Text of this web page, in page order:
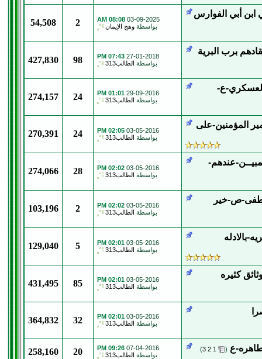
ابن أبي الفوارس
03-09-2025
08:08 AM
بواسطة وهج الإيمان 2
54,508
برب البرية 27-01-2018
07:43 PM
بواسطة الطالب313 98
427,830
ع- 29-09-2016
01:01 PM
بواسطة الطالب313 24
274,157
المؤمنين-على
03-05-2016
02:05 PM
بواسطة الطالب313 24
270,391
عندهم-
03-05-2016
02:02 PM
بواسطة الطالب313 28
274,066
ص-خير
03-05-2016
02:02 PM
بواسطة الطالب313 2
103,196
بالادله
03-05-2016
02:01 PM
بواسطة الطالب313 5
129,040
كثيره 03-05-2016
02:01 PM
بواسطة الطالب313 85
431,495
03-05-2016
02:01 PM
بواسطة الطالب313 32
364,832
ع (
1
2
3
)
07-04-2016
09:26 PM
بواسطة الطالب313 20
258,160